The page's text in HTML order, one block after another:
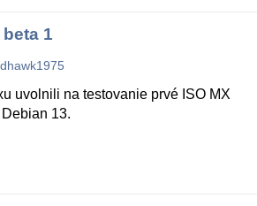
1
uvolnili na testovanie prvé ISO MX
13.